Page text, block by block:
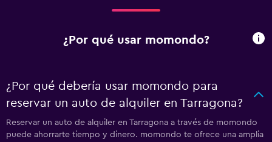
¿Por qué usar momondo?
¿Por qué debería usar momondo para
reservar un auto de alquiler en Tarragona?
Reservar un auto de alquiler en Tarragona a través de momondo
puede ahorrarte tiempo y dinero. momondo te ofrece una amplia